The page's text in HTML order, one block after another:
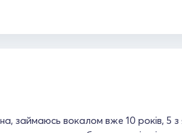
займаюсь вокалом вже 10 років, 5